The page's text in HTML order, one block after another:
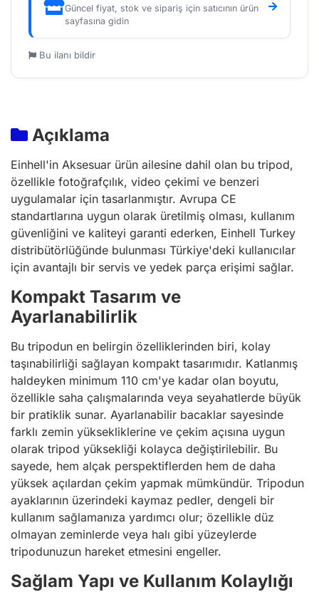
Güncel fiyat, stok ve sipariş için satıcının ürün
sayfasına gidin
Bu ilanı bildir
Açıklama
Einhell'in Aksesuar ürün ailesine dahil olan bu tripod,
özellikle fotoğrafçılık, video çekimi ve benzeri
uygulamalar için tasarlanmıştır. Avrupa CE
standartlarına uygun olarak üretilmiş olması, kullanım
güvenliğini ve kaliteyi garanti ederken, Einhell Turkey
distribütörlüğünde bulunması Türkiye'deki kullanıcılar
için avantajlı bir servis ve yedek parça erişimi sağlar.
Kompakt Tasarım ve
Ayarlanabilirlik
Bu tripodun en belirgin özelliklerinden biri, kolay
taşınabilirliği sağlayan kompakt tasarımıdır. Katlanmış
haldeyken minimum 110 cm'ye kadar olan boyutu,
özellikle saha çalışmalarında veya seyahatlerde büyük
bir pratiklik sunar. Ayarlanabilir bacaklar sayesinde
farklı zemin yüksekliklerine ve çekim açısına uygun
olarak tripod yüksekliği kolayca değiştirilebilir. Bu
sayede, hem alçak perspektiflerden hem de daha
yüksek açılardan çekim yapmak mümkündür. Tripodun
ayaklarının üzerindeki kaymaz pedler, dengeli bir
kullanım sağlamanıza yardımcı olur; özellikle düz
olmayan zeminlerde veya halı gibi yüzeylerde
tripodunuzun hareket etmesini engeller.
Sağlam Yapı ve Kullanım Kolaylığı